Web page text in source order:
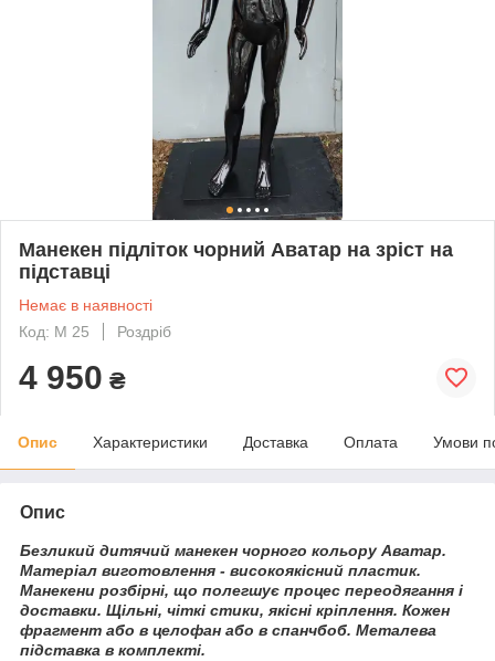
Манекен підліток чорний Аватар на зріст на
підставці
Немає в наявності
Код: М 25
Роздріб
4 950 ₴
Опис Характеристики Доставка Оплата Умови
Опис
Безликий дитячий манекен чорного кольору Аватар.
Матеріал виготовлення - високоякісний пластик.
Манекени розбірні, що полегшує процес переодягання і
доставки. Щільні, чіткі стики, якісні кріплення. Кожен
фрагмент або в целофан або в спанчбоб. Металева
підставка в комплекті.